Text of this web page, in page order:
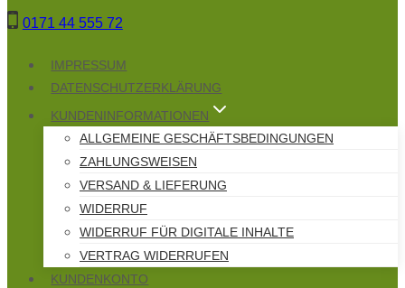
Zum
Inhalt
0171 44 555 72
IMPRESSUM
DATENSCHUTZERKLÄRUNG
KUNDENINFORMATIONEN
ALLGEMEINE GESCHÄFTSBEDINGUNGEN
ZAHLUNGSWEISEN
VERSAND & LIEFERUNG
WIDERRUF
WIDERRUF FÜR DIGITALE INHALTE
VERTRAG WIDERRUFEN
KUNDENKONTO